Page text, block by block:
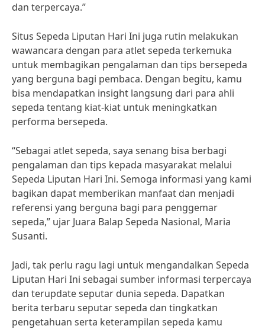
dan terpercaya.”
Situs Sepeda Liputan Hari Ini juga rutin melakukan
wawancara dengan para atlet sepeda terkemuka
untuk membagikan pengalaman dan tips bersepeda
yang berguna bagi pembaca. Dengan begitu, kamu
bisa mendapatkan insight langsung dari para ahli
sepeda tentang kiat-kiat untuk meningkatkan
performa bersepeda.
“Sebagai atlet sepeda, saya senang bisa berbagi
pengalaman dan tips kepada masyarakat melalui
Sepeda Liputan Hari Ini. Semoga informasi yang kami
bagikan dapat memberikan manfaat dan menjadi
referensi yang berguna bagi para penggemar
sepeda,” ujar Juara Balap Sepeda Nasional, Maria
Susanti.
Jadi, tak perlu ragu lagi untuk mengandalkan Sepeda
Liputan Hari Ini sebagai sumber informasi terpercaya
dan terupdate seputar dunia sepeda. Dapatkan
berita terbaru seputar sepeda dan tingkatkan
pengetahuan serta keterampilan sepeda kamu